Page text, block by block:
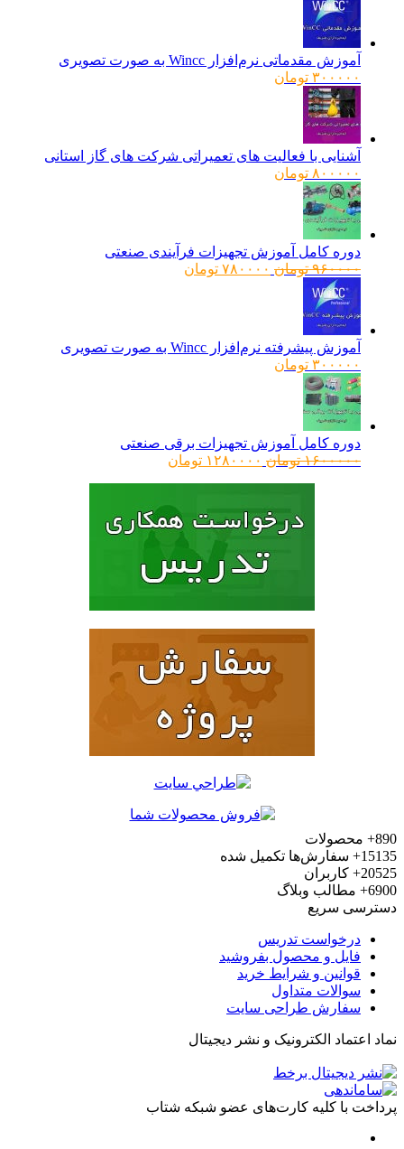
آموزش مقدماتی نرم‌افزار Wincc به صورت تصویری
۳۰۰۰۰۰ تومان
آشنایی با فعالیت های تعمیراتی شرکت های گاز استانی
۸۰۰۰۰۰ تومان
دوره کامل آموزش تجهیزات فرآیندی صنعتی
۹۶۰۰۰۰ تومانقیمت
۷۸۰۰۰۰ تومانقیمت
آموزش پیشرفته نرم‌افزار Wincc به صورت تصویری
۳۰۰۰۰۰ تومان
دوره کامل آموزش تجهیزات برقی صنعتی
۱۶۰۰۰۰۰ تومانقیمت
بود.
۱۲۸۰۰۰۰ تومانقیمت
محصولات
سفارش‌ها تکمیل شده
کاربران
مطالب وبلاگ
سریع
درخواست تدریس
فایل و محصول بفروشید
قوانین و شرایط خرید
سوالات متداول
سفارش طراحی سایت
اعتماد الکترونیک و نشر دیجیتال
با کلیه کارت‌های عضو شبکه شتاب